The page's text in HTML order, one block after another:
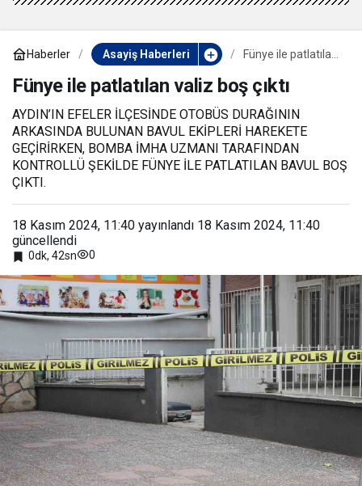
Haberler Asayiş Haberleri
Fünye ile patlatılan
Fünye ile patlatılan valiz boş çıktı
AYDIN’IN EFELER İLÇESİNDE OTOBÜS DURAĞININ
ARKASINDA BULUNAN BAVUL EKİPLERİ HAREKETE
GEÇİRİRKEN, BOMBA İMHA UZMANI TARAFINDAN
KONTROLLÜ ŞEKİLDE FÜNYE İLE PATLATILAN BAVUL BOŞ
ÇIKTI.
18 Kasım 2024, 11:40 yayınlandı 18 Kasım 2024, 11:40
güncellendi
0dk, 42sn 0